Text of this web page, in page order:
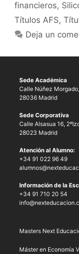
financieros,
Títulos AFS,
Deja un
Sede Académica
Calle Núñez
28036 Madrid
Sede Corporativa
Calle Alsasua 16,
28023 Madrid
Atención al Alumno:
+34 91 022 96 49
Información de la
+34 91 710 20 54
Masters Next
Máster en Economía